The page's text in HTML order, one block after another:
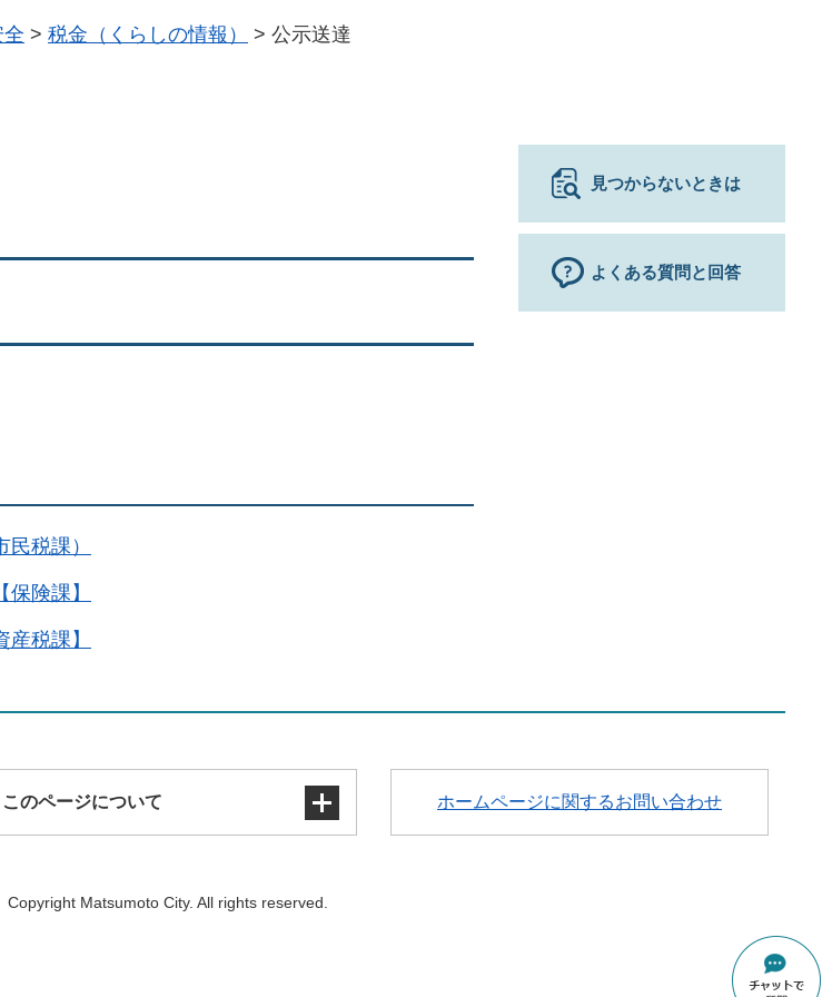
全 > 税金（くらしの情報） > 公示送達
税課）
険課】
税課】
見つからないときは
よくある質問と回答
このページについて
著作権・免責事項・リンク
ホームページに関するお問い合わせ
Copyright Matsumoto City. All rights reserved.